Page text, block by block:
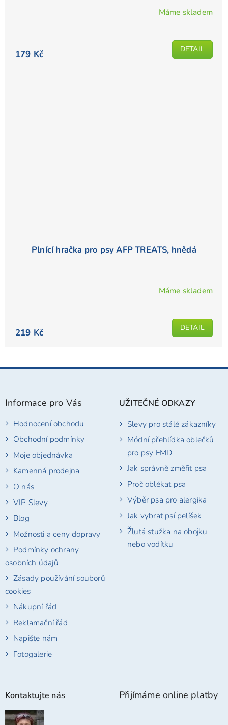
Máme skladem
179 Kč DETAIL
Plnící hračka pro psy AFP TREATS, hnědá
Máme skladem
219 Kč DETAIL
Z
Informace pro Vás
Hodnocení obchodu
Obchodní podmínky
Moje objednávka
Kamenná prodejna
O nás
VIP Slevy
Blog
Možnosti a ceny dopravy
Podmínky ochrany
osobních údajů
Zásady používání souborů
cookies
Nákupní řád
Reklamační řád
Napište nám
Fotogalerie
UŽITEČNÉ ODKAZY
Slevy pro stálé zákazníky
Módní přehlídka oblečků
pro psy FMD
Jak správně změřit psa
Proč oblékat psa
Výběr psa pro alergika
Jak vybrat psí pelíšek
Žlutá stužka na obojku
nebo vodítku
Kontaktujte nás Přijímáme online platby